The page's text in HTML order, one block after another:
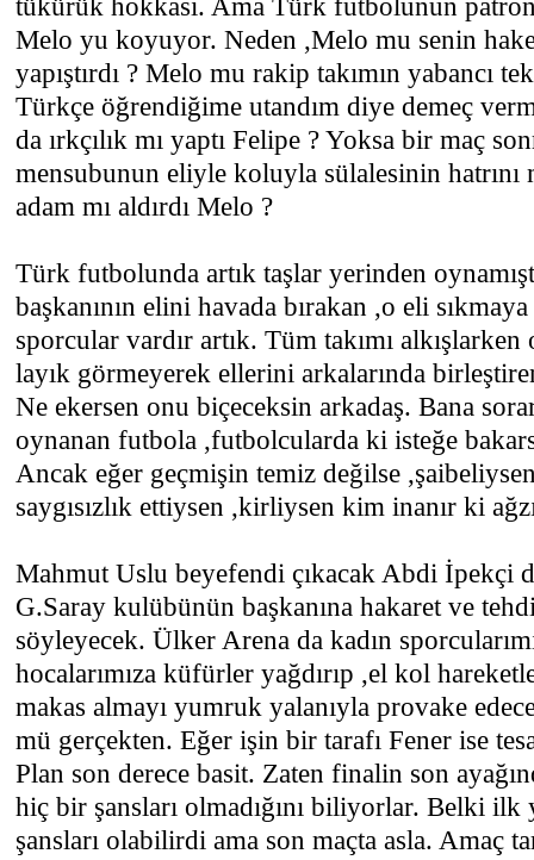
Melo yu koyuyor. Neden ,Melo mu senin
yapıştırdı ? Melo mu rakip takımın yabancı
Türkçe öğrendiğime utandım diye demeç
da ırkçılık mı yaptı Felipe ? Yoksa bir maç
mensubunun eliyle koluyla sülalesinin hatrını
adam mı aldırdı Melo ?
Türk futbolunda artık taşlar yerinden
başkanının elini havada bırakan ,o eli
sporcular vardır artık. Tüm takımı alkışlarken
layık görmeyerek ellerini arkalarında
Ne ekersen onu biçeceksin arkadaş. Bana
oynanan futbola ,futbolcularda ki isteğe
Ancak eğer geçmişin temiz değilse
saygısızlık ettiysen ,kirliysen kim inanır ki
Mahmut Uslu beyefendi çıkacak Abdi İpekçi
G.Saray kulübünün başkanına hakaret ve
söyleyecek. Ülker Arena da kadın
hocalarımıza küfürler yağdırıp ,el kol
makas almayı yumruk yalanıyla provake
mü gerçekten. Eğer işin bir tarafı Fener ise
Plan son derece basit. Zaten finalin son
hiç bir şansları olmadığını biliyorlar. Belki
şansları olabilirdi ama son maçta asla. Amaç